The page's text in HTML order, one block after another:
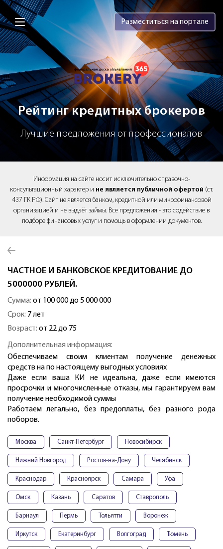
Brokery365 - Рейтинг кредитных
Разместиться на портале
Рейтинг кредитных брокеров
Лучшие предложения от профессионалов
Информация на сайте носит исключительно справочно-
консультационный характер и не является публичной офертой (ст.
437 ГК РФ). Сайт не является банком, кредитной или микрофинансовой
организацией и не выдаёт займы. Все предложения - это содействие в
подборе финансовых услуг и помощь в оформлении документов.
ЧАСТНОЕ И БАНКОВСКОЕ КРЕДИТОВАНИЕ ДО
5000000 РУБЛЕЙ.
Сумма: от 100 000 до 5 000 000
Срок: 7 лет
Возраст: от 22 до 75
Дополнительная информация:
Обеспечиваем своим клиентам получение денежных
средств на по настоящему выгодных условиях
Даже если ваша КИ не идеальна, даже если имеются
просрочки и многочисленные отказы, мы гарантируем вам
получение необходимой суммы
Работаем легально, без предоплаты, без разного рода
поборов.
Москва Санкт-Петербург Новосибирск
Нижний Новгород Ростов-на-Дону Челябинск
Краснодар Красноярск Самара Уфа
Омск Казань Саратов Ставрополь
Барнаул Пермь Тольятти Воронеж
Иркутск Екатеринбург Волгоград Тюмень